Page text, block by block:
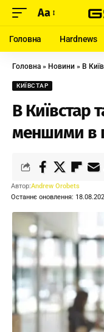
Aa
Головна Hardnews
Головна » Новини » В
КИЇВСТАР
В Київстар
меншими в
Останнє оновлення:
Автор:Andrew Orobets